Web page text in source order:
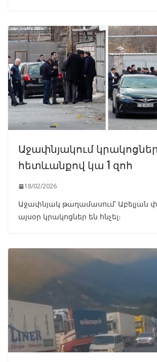
Աջափնյակում
հետևանքով կա 1 զոհ
18/02/2026
Աջափնյակ թաղամասում՝ Աբելյան
այսօր կրակոցներ են հնչել։